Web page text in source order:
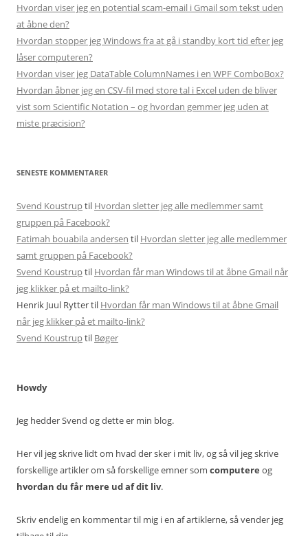
Hvordan viser jeg en potential scam-email i Gmail som tekst uden
at åbne den?
Hvordan stopper jeg Windows fra at gå i standby kort tid efter jeg
låser computeren?
Hvordan viser jeg DataTable ColumnNames i en WPF ComboBox?
Hvordan åbner jeg en CSV-fil med store tal i Excel uden de bliver
vist som Scientific Notation – og hvordan gemmer jeg uden at
miste præcision?
SENESTE KOMMENTARER
Svend Koustruptil Hvordan sletter jeg alle medlemmer samt
gruppen på Facebook?
Fatimah bouabila andersen til Hvordan sletter jeg alle medlemmer
samt gruppen på Facebook?
Svend Koustruptil Hvordan får man Windows til at åbne Gmail når
jeg klikker på et mailto-link?
Henrik Juul Ryttertil Hvordan får man Windows til at åbne Gmail
når jeg klikker på et mailto-link?
Svend Koustruptil Bøger
Howdy
Jeg hedder Svend og dette er min blog.
Her vil jeg skrive lidt om hvad der sker i mit liv, og så vil jeg skrive
forskellige artikler om så forskellige emner som computere og
hvordan du får mere ud af dit liv.
Skriv endelig en kommentar til mig i en af artiklerne, så vender jeg